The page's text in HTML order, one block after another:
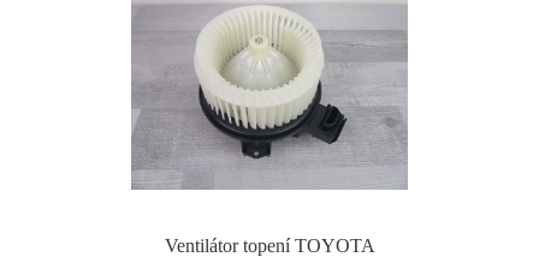
Ventilátor topení TOYOTA